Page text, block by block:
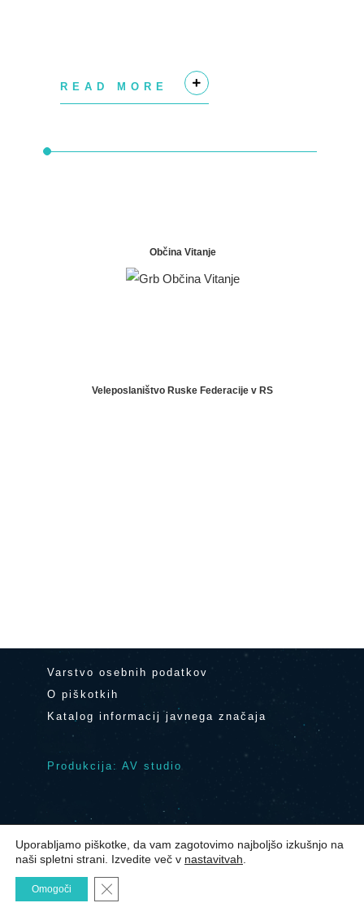
READ MORE
+
Občina Vitanje
Veleposlaništvo Ruske Federacije v RS
Varstvo osebnih podatkov
O piškotkih
Katalog informacij javnega značaja
Produkcija: AV studio
© 2024 Center Noordung Vitanje| Kontakt
Uporabljamo piškotke, da vam zagotovimo najboljšo izkušnjo na
naši spletni strani. Izvedite več v nastavitvah
Omogoči Close GDPR Cookie Banner